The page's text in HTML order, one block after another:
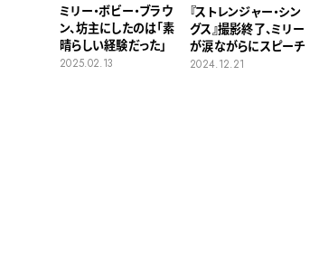
ミリー・ボビー・ブラウ
ン、坊主にしたのは「素
晴らしい経験だった」
2025.02.13
『ストレンジャー・シン
グス』撮影終了、ミリー
が涙ながらにスピーチ
2024.12.21